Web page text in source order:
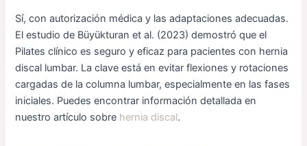
Sí, con autorización médica y las adaptaciones adecuadas.
El estudio de Büyükturan et al. (2023) demostró que el
Pilates clínico es seguro y eficaz para pacientes con hernia
discal lumbar. La clave está en evitar flexiones y rotaciones
cargadas de la columna lumbar, especialmente en las fases
iniciales. Puedes encontrar información detallada en
nuestro artículo sobre hernia discal.